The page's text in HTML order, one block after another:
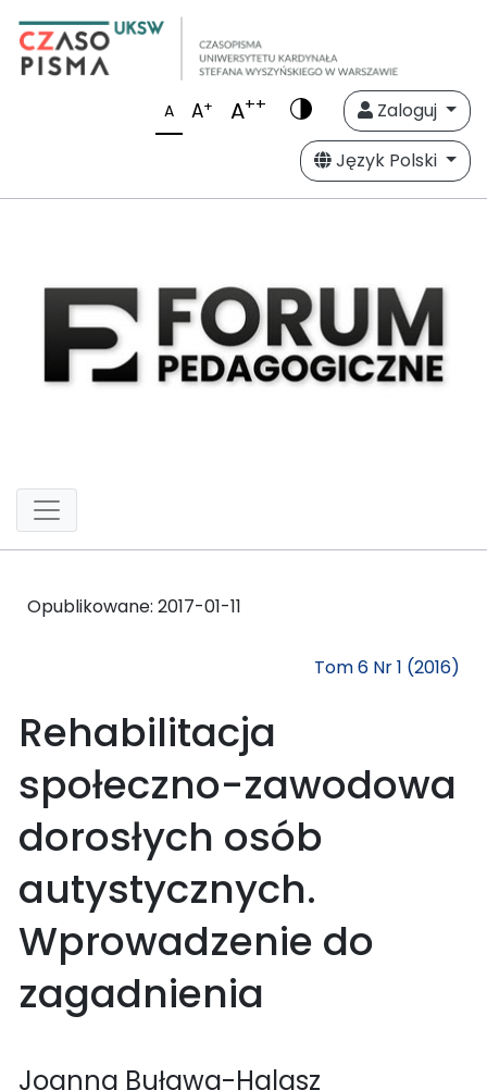
A A+ A++
Zaloguj
Język Polski
Opublikowane: 2017-01-11
Tom 6 Nr 1 (2016)
Rehabilitacja
społeczno-zawodowa
dorosłych osób
autystycznych.
Wprowadzenie do
zagadnienia
Joanna Buława-Halasz